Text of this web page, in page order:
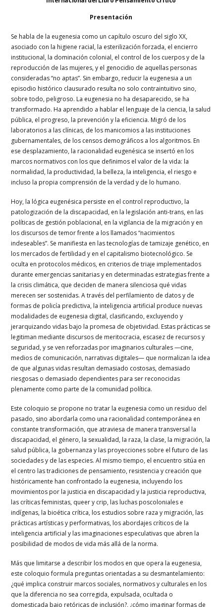
Presentación
Se habla de la eugenesia como un capítulo oscuro del siglo XX,
asociado con la higiene racial, la esterilización forzada, el encierro
institucional, la dominación colonial, el control de los cuerpos y de la
reproducción de las mujeres, y el genocidio de aquellas personas
consideradas “no aptas”. Sin embargo, reducir la eugenesia a un
episodio histórico clausurado resulta no solo contraintuitivo sino,
sobre todo, peligroso. La eugenesia no ha desaparecido, se ha
transformado. Ha aprendido a hablar el lenguaje de la ciencia, la salud
pública, el progreso, la prevención y la eficiencia. Migró de los
laboratorios a las clínicas, de los manicomios a las instituciones
gubernamentales, de los censos demográficos a los algoritmos. En
ese desplazamiento, la racionalidad eugenésica se insertó en los
marcos normativos con los que definimos el valor de la vida: la
normalidad, la productividad, la belleza, la inteligencia, el riesgo e
incluso la propia comprensión de la verdad y de lo humano.
Hoy, la lógica eugenésica persiste en el control reproductivo, la
patologización de la discapacidad, en la legislación anti-trans, en las
políticas de gestión poblacional, en la vigilancia de la migración y en
los discursos de temor frente a los llamados “nacimientos
indeseables”. Se manifiesta en las tecnologías de tamizaje genético, en
los mercados de fertilidad y en el capitalismo biotecnológico. Se
oculta en protocolos médicos, en criterios de triaje implementados
durante emergencias sanitarias y en determinadas estrategias frente a
la crisis climática, que deciden de manera silenciosa qué vidas
merecen ser sostenidas. A través del perfilamiento de datos y de
formas de policía predictiva, la inteligencia artificial produce nuevas
modalidades de eugenesia digital, clasificando, excluyendo y
jerarquizando vidas bajo la promesa de objetividad. Estas prácticas se
legitiman mediante discursos de meritocracia, escasez de recursos y
seguridad, y se ven reforzadas por imaginarios culturales —cine,
medios de comunicación, narrativas digitales— que normalizan la idea
de que algunas vidas resultan demasiado costosas, demasiado
riesgosas o demasiado dependientes para ser reconocidas
plenamente como parte de la comunidad política.
Este coloquio se propone no tratar la eugenesia como un residuo del
pasado, sino abordarla como una racionalidad contemporánea en
constante transformación, que atraviesa de manera transversal la
discapacidad, el género, la sexualidad, la raza, la clase, la migración, la
salud pública, la gobernanza y las proyecciones sobre el futuro de las
sociedades y de las especies. Al mismo tiempo, el encuentro sitúa en
el centro las tradiciones de pensamiento, resistencia y creación que
históricamente han confrontado la eugenesia, incluyendo los
movimientos por la justicia en discapacidad y la justicia reproductiva,
las críticas feministas, queer y crip, las luchas poscoloniales e
indígenas, la bioética crítica, los estudios sobre raza y migración, las
prácticas artísticas y performativas, los abordajes críticos de la
inteligencia artificial y las imaginaciones especulativas que abren la
posibilidad de modos de vida más allá de la norma.
Más que limitarse a describir los modos en que opera la eugenesia,
este coloquio formula preguntas orientadas a su desmantelamiento:
¿qué implica construir marcos sociales, normativos y culturales en los
que la diferencia no sea corregida, expulsada, ocultada o
domesticada bajo retóricas de inclusión?, ¿cómo imaginar formas de